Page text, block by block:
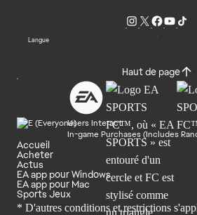
Langue
Haut de page
Users Interact
In-game Purchases (Includes
Accueil
Acheter
Actus
EA app pour Windows
EA app pour Mac
Sports Jeux
* D'autres conditions et restrictions